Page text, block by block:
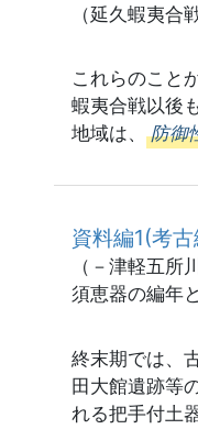
（延久蝦夷合
これらのこと
蝦夷合戦以後
地域は、 防御
資料編1(考古
（－津軽五所
須恵器の編年
終末期では、
田大館遺跡等
れる把手付土